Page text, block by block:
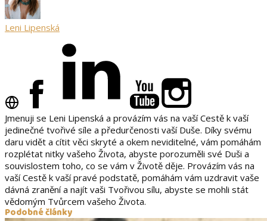
Leni Lipenská
Jmenuji se Leni Lipenská a provázím vás na vaší Cestě k vaší
jedinečné tvořivé síle a předurčenosti vaší Duše. Díky svému
daru vidět a cítit věci skryté a okem neviditelné, vám pomáhám
rozplétat nitky vašeho Života, abyste porozuměli své Duši a
souvislostem toho, co se vám v Životě děje. Provázím vás na
vaší Cestě k vaší pravé podstatě, pomáhám vám uzdravit vaše
dávná zranění a najít vaši Tvořivou sílu, abyste se mohli stát
vědomým Tvůrcem vašeho Života.
Podobné články